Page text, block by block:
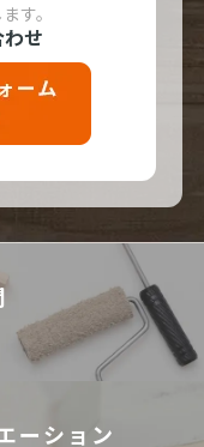
す。
せ
ーション